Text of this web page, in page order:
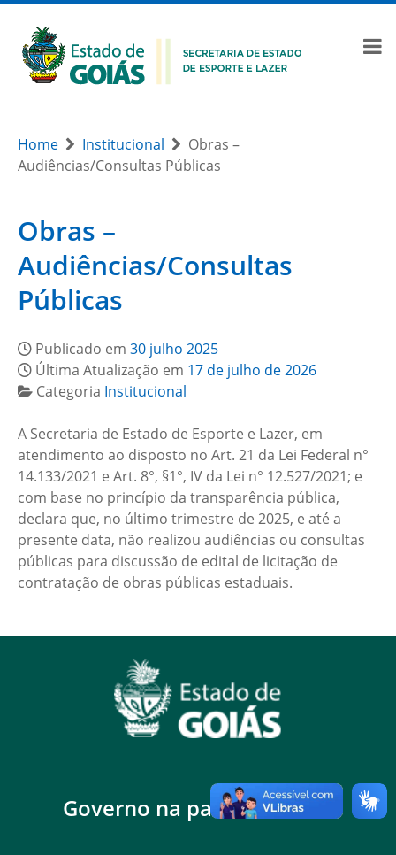
Home Institucional
Obras –
Audiências/Consultas Públicas
Obras –
Audiências/Consultas
Públicas
Publicado em 30 julho 2025
Última Atualização em 17 de julho de 2026
Categoria Institucional
A Secretaria de Estado de Esporte e Lazer, em
atendimento ao disposto no Art. 21 da Lei Federal n°
14.133/2021 e Art. 8°, §1°, IV da Lei n° 12.527/2021; e
com base no princípio da transparência pública,
declara que, no último trimestre de 2025, e até a
presente data, não realizou audiências ou consultas
públicas para discussão de edital de licitação de
contratação de obras públicas estaduais.
Governo na palma da mão